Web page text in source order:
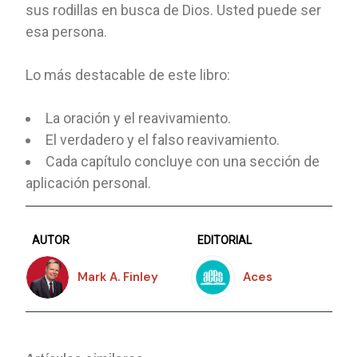
sus rodillas en busca de Dios. Usted puede ser
esa persona.
Lo más destacable de este libro:
La oración y el reavivamiento.
El verdadero y el falso reavivamiento.
Cada capítulo concluye con una sección de
aplicación personal.
AUTOR
Mark A. Finley
EDITORIAL
Aces